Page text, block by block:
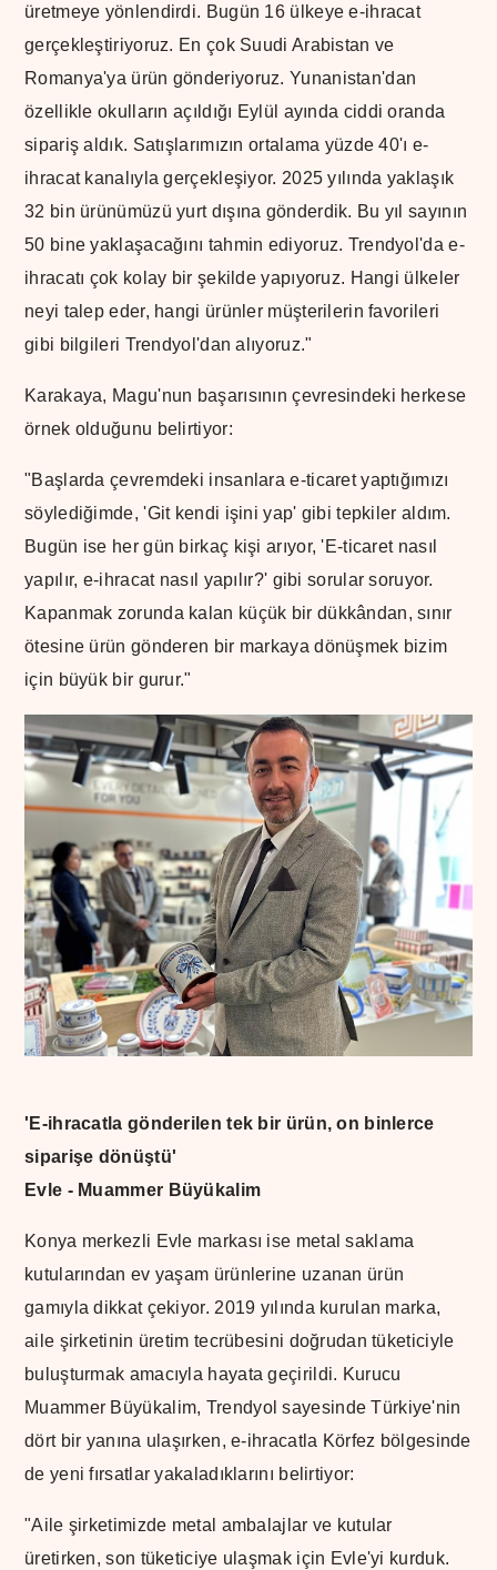
üretmeye yönlendirdi. Bugün 16 ülkeye e-ihracat
gerçekleştiriyoruz. En çok Suudi Arabistan ve
Romanya'ya ürün gönderiyoruz. Yunanistan'dan
özellikle okulların açıldığı Eylül ayında ciddi oranda
sipariş aldık. Satışlarımızın ortalama yüzde 40'ı e-
ihracat kanalıyla gerçekleşiyor. 2025 yılında yaklaşık
32 bin ürünümüzü yurt dışına gönderdik. Bu yıl sayının
50 bine yaklaşacağını tahmin ediyoruz. Trendyol'da e-
ihracatı çok kolay bir şekilde yapıyoruz. Hangi ülkeler
neyi talep eder, hangi ürünler müşterilerin favorileri
gibi bilgileri Trendyol'dan alıyoruz."
Karakaya, Magu'nun başarısının çevresindeki herkese
örnek olduğunu belirtiyor:
"Başlarda çevremdeki insanlara e-ticaret yaptığımızı
söylediğimde, 'Git kendi işini yap' gibi tepkiler aldım.
Bugün ise her gün birkaç kişi arıyor, 'E-ticaret nasıl
yapılır, e-ihracat nasıl yapılır?' gibi sorular soruyor.
Kapanmak zorunda kalan küçük bir dükkândan, sınır
ötesine ürün gönderen bir markaya dönüşmek bizim
için büyük bir gurur."
'E-ihracatla gönderilen tek bir ürün, on binlerce
siparişe dönüştü'
Evle - Muammer Büyükalim
Konya merkezli Evle markası ise metal saklama
kutularından ev yaşam ürünlerine uzanan ürün
gamıyla dikkat çekiyor. 2019 yılında kurulan marka,
aile şirketinin üretim tecrübesini doğrudan tüketiciyle
buluşturmak amacıyla hayata geçirildi. Kurucu
Muammer Büyükalim, Trendyol sayesinde Türkiye'nin
dört bir yanına ulaşırken, e-ihracatla Körfez bölgesinde
de yeni fırsatlar yakaladıklarını belirtiyor:
"Aile şirketimizde metal ambalajlar ve kutular
üretirken, son tüketiciye ulaşmak için Evle'yi kurduk.